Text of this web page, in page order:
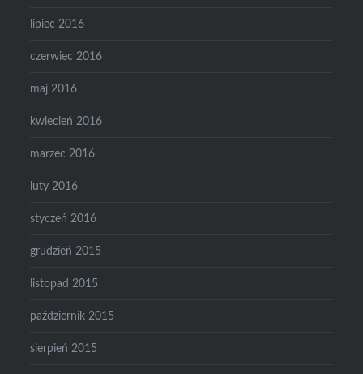
lipiec 2016
czerwiec 2016
maj 2016
kwiecień 2016
marzec 2016
luty 2016
styczeń 2016
grudzień 2015
listopad 2015
październik 2015
sierpień 2015